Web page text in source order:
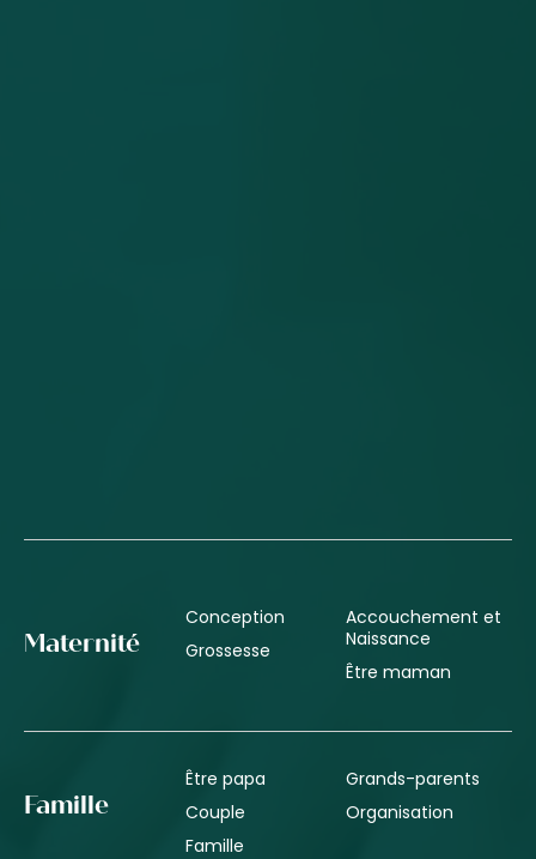
Maternité
Conception
Grossesse
Accouchement et
Naissance
Être maman
Famille
Être papa
Couple
Famille
Grands-parents
Organisation